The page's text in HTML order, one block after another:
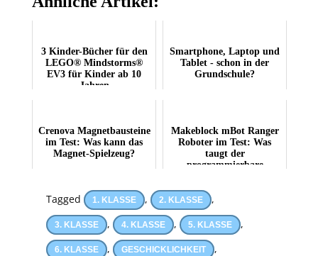
3 Kinder-Bücher für den
LEGO® Mindstorms®
EV3 für Kinder ab 10
Jahren
Smartphone, Laptop und
Tablet - schon in der
Grundschule?
Crenova Magnetbausteine
im Test: Was kann das
Magnet-Spielzeug?
Makeblock mBot Ranger
Roboter im Test: Was
taugt der
programmierbare
Tagged 1. KLASSE , 2. KLASSE ,
3. KLASSE , 4. KLASSE , 5. KLASSE ,
6. KLASSE , GESCHICKLICHKEIT ,